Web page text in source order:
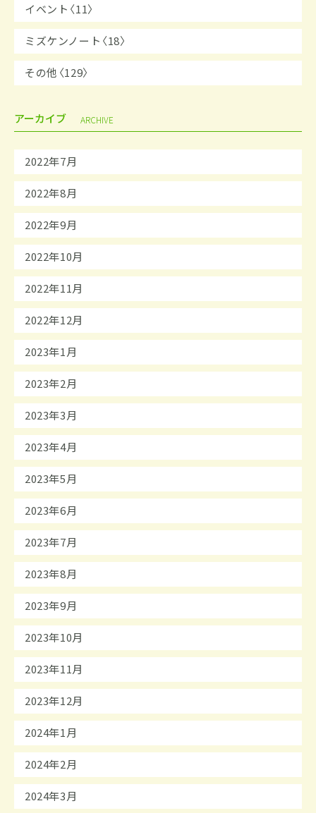
イベント〈11〉
ミズケンノート〈18〉
その他〈129〉
アーカイブ ARCHIVE
2022年7月
2022年8月
2022年9月
2022年10月
2022年11月
2022年12月
2023年1月
2023年2月
2023年3月
2023年4月
2023年5月
2023年6月
2023年7月
2023年8月
2023年9月
2023年10月
2023年11月
2023年12月
2024年1月
2024年2月
2024年3月